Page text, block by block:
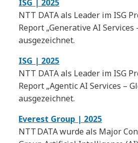
ISG | 2025
NTT DATA als Leader im ISG
Report „Generative AI Services
ausgezeichnet.
ISG | 2025
NTT DATA als Leader im ISG
Report „Agentic AI Services –
ausgezeichnet.
Everest Group | 2025
NTT DATA wurde als Major